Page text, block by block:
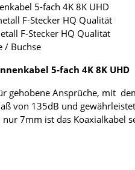
5-fach 4K 8K UHD
F-Stecker HQ Qualität
F-Stecker HQ Qualität
/ Buchse
5-fach 4K 8K UHD
gehobene Ansprüche, mit
von 135dB und
7mm ist das Koaxialkabel